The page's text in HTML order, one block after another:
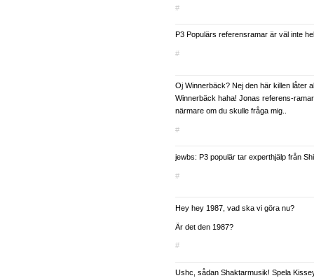
#
P3 Populärs referensramar är väl inte
#
Oj Winnerbäck? Nej den här killen låter
Winnerbäck haha! Jonas referens-
närmare om du skulle fråga mig..
#
jewbs: P3 populär tar experthjälp från
#
Hey hey 1987, vad ska vi göra nu?
Är det den 1987?
#
Ushc, sådan Shaktarmusik! Spela